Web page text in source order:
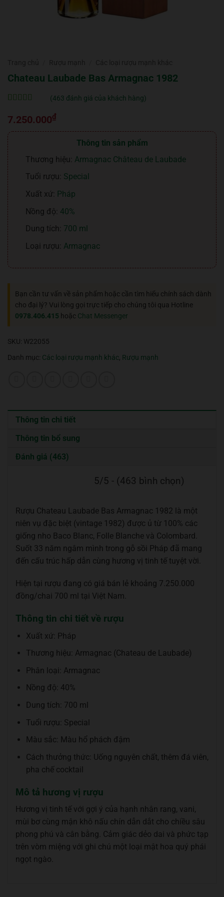
Chateau Laubade Bas Armagnac 1982
trênđánh
giá
(463 đánh giá của khách hàng)
7.250.000₫
Thông tin sản phẩm
Thương hiệu: Armagnac Château de Laubade
Tuổi rượu: Special
Xuất xứ: Pháp
Nồng độ: 40%
Dung tích: 700 ml
Loại rượu: Armagnac
Bạn cần tư vấn về sản phẩm hoặc cần tìm hiểu chính sách dành
cho đại lý? Vui lòng gọi trực tiếp cho chúng tôi qua Hotline
0978.406.415 hoặc Chat Messenger
SKU: W22055
Danh mục: Các loại rượu mạnh khác, Rượu mạnh
Thông tin chi tiết
Thông tin bổ sung
Đánh giá (463)
5/5 - (463 bình chọn)
Rượu Chateau Laubade Bas Armagnac 1982 là một
niên vụ đặc biệt (vintage 1982) được ủ từ 100% các
giống nho Baco Blanc, Folle Blanche và Colombard.
Suốt 33 năm ngâm mình trong gỗ sồi Pháp đã mang
đến cấu trúc hấp dẫn cùng hương vị tinh tế tuyệt vời.
Hiện tại rượu đang có giá bán lẻ khoảng 7.250.000
đồng/chai 700 ml tại Việt Nam.
Thông tin chi tiết về rượu
Xuất xứ: Pháp
Thương hiệu: Armagnac (Chateau de Laubade)
Phân loại: Armagnac
Nồng độ: 40%
Dung tích: 700 ml
Tuổi rượu: Special
Màu sắc: Màu hổ phách đậm
Cách thưởng thức: Uống nguyên chất, thêm đá viên,
pha chế cocktail
Mô tả hương vị rượu
Hương vị tinh tế với gợi ý của hạnh nhân rang, vani,
mùi bơ cùng mận khô nấu chín dẫn dắt cho chiều sâu
phong phú và cân bằng. Cảm giác dẻo dai và phức tạp
trên vòm miệng với ghi chú một loại mật hoa quý phái
ngọt ngào.